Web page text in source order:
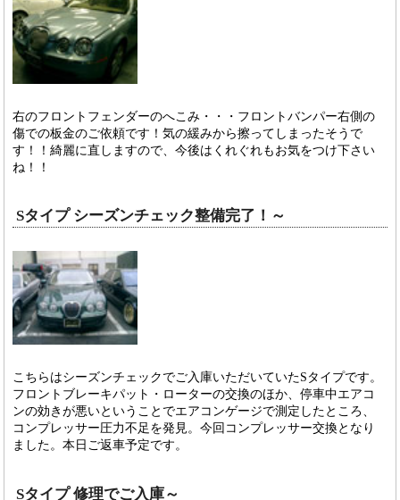
右のフロントフェンダーのへこみ・・・フロントバンパー右側の
傷での板金のご依頼です！気の緩みから擦ってしまったそうで
す！！綺麗に直しますので、今後はくれぐれもお気をつけ下さい
ね！！
Sタイプ シーズンチェック整備完了！～
こちらはシーズンチェックでご入庫いただいていたSタイプです。
フロントブレーキパット・ローターの交換のほか、停車中エアコ
ンの効きが悪いということでエアコンゲージで測定したところ、
コンプレッサー圧力不足を発見。今回コンプレッサー交換となり
ました。本日ご返車予定です。
Sタイプ 修理でご入庫～